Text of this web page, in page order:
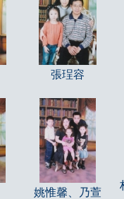
張珵容
姚惟馨、乃萱